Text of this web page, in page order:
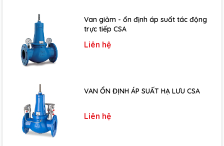
Van giảm - ổn định áp suất tác động
trực tiếp CSA
Liên hệ
VAN ỔN ĐỊNH ÁP SUẤT HẠ LƯU CSA
Liên hệ